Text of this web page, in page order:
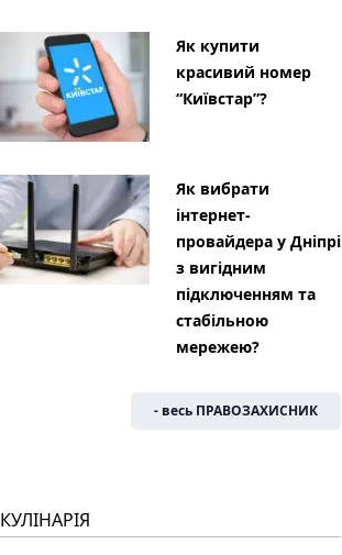
Як купити
красивий номер
“Київстар”?
Як вибрати
інтернет-
провайдера у Дніпрі
з вигідним
підключенням та
стабільною
мережею?
- весь ПРАВОЗАХИСНИК
КУЛІНАРІЯ